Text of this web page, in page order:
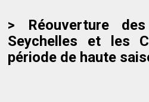
> Réouverture
Seychelles et les
période de haute